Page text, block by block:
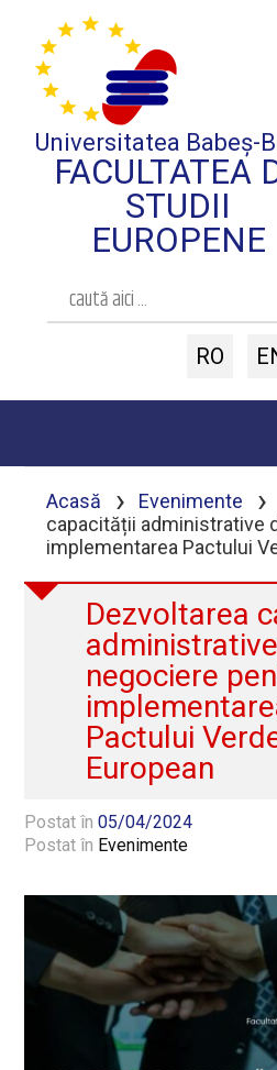
Universitatea Babeș-
FACULTATEA
STUDII
EUROPENE
RO
Acasă › Evenimente ›
capacității administrative
implementarea Pactului
Dezvoltarea
negociere
Pactului
European
Postat în05/04/2024
Postat în Evenimente